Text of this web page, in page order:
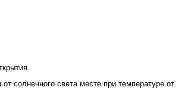
солнечного света месте при температуре от